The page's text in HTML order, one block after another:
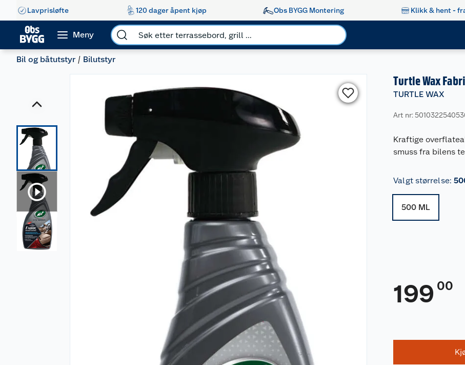
Lavprisløfte 120 dager åpent kjøp Obs BYGG Montering Klikk & hent -
Meny
Bil og båtutstyr Bilutstyr
Turtle Wax
TURTLE WAX
Art nr:
Kraftige
smuss fra bilens
Valgt størrelse:
500 ML
199 00